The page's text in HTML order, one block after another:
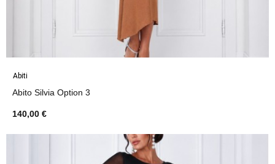
Abiti
Abito Silvia Option 3
140,00 €